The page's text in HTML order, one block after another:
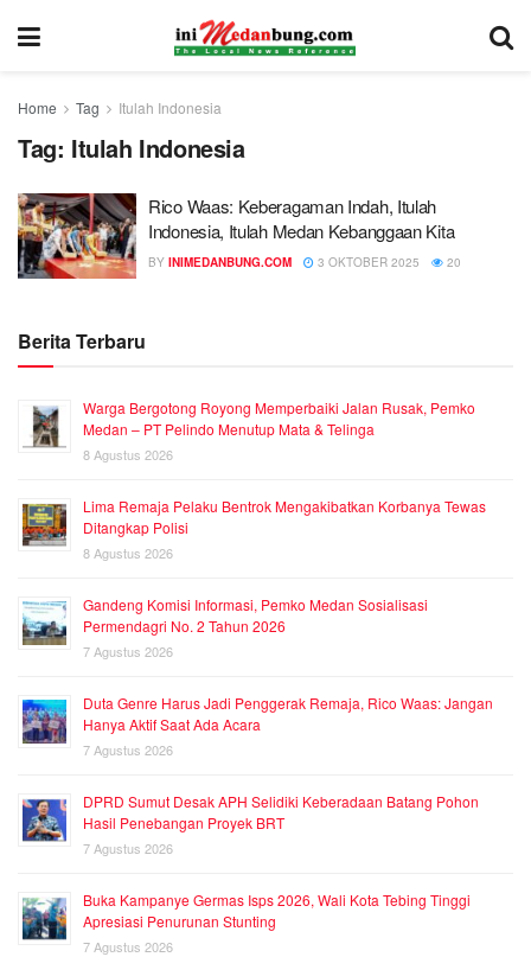
Home Tag Itulah Indonesia
Tag: Itulah Indonesia
Rico Waas: Keberagaman Indah, Itulah
Indonesia, Itulah Medan Kebanggaan Kita
BY INIMEDANBUNG.COM 3 OKTOBER 2025 20
Berita Terbaru
Warga Bergotong Royong Memperbaiki Jalan Rusak, Pemko
Medan – PT Pelindo Menutup Mata & Telinga
8 Agustus 2026
Lima Remaja Pelaku Bentrok Mengakibatkan Korbanya Tewas
Ditangkap Polisi
8 Agustus 2026
Gandeng Komisi Informasi, Pemko Medan Sosialisasi
Permendagri No. 2 Tahun 2026
7 Agustus 2026
Duta Genre Harus Jadi Penggerak Remaja, Rico Waas: Jangan
Hanya Aktif Saat Ada Acara
7 Agustus 2026
DPRD Sumut Desak APH Selidiki Keberadaan Batang Pohon
Hasil Penebangan Proyek BRT
7 Agustus 2026
Buka Kampanye Germas Isps 2026, Wali Kota Tebing Tinggi
Apresiasi Penurunan Stunting
7 Agustus 2026